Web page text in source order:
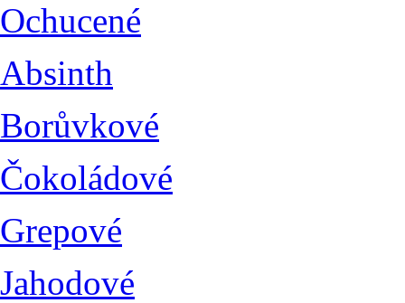
Ochucené
Absinth
Borůvkové
Čokoládové
Grepové
Jahodové